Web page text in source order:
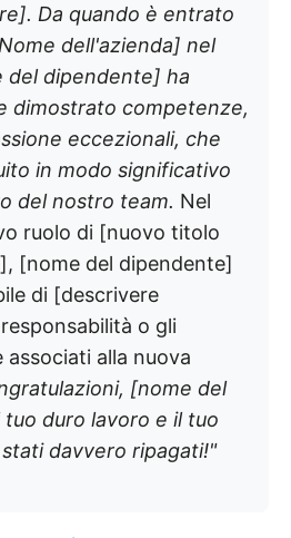
Da quando è entrato
dell'azienda] nel
del dipendente] ha
dimostrato competenze,
eccezionali, che
in modo significativo
del nostro team. Nel
ruolo di [nuovo titolo
[nome del dipendente]
di [descrivere
o gli
alla nuova
[nome del
duro lavoro e il tuo
davvero ripagati!"